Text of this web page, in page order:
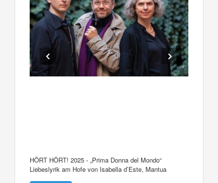
HÖRT HÖRT! 2025 - „Prima Donna del Mondo“
Liebeslyrik am Hofe von Isabella d’Este, Mantua